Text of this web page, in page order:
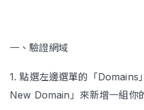
一、驗證網域
1. 點選左邊選單的「Domains
New Domain」來新增一組你